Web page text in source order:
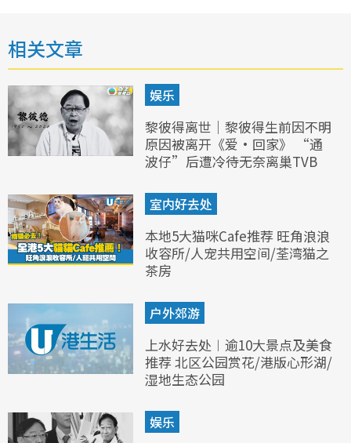
相关文章
娱乐
黎彼得离世｜黎彼得生前因不明
原因被离开《爱·回家》 “通
波仔”后遭冷待无奈离巢TVB
室内好去处
本地5大猫咪Cafe推荐 旺角浪浪
收容所/人宠共用空间/荃湾猫之
茶房
户外郊游
上水好去处︱逾10大景点及美食
推荐 北区公园赏花/港版心形湖/
湿地生态公园
娱乐